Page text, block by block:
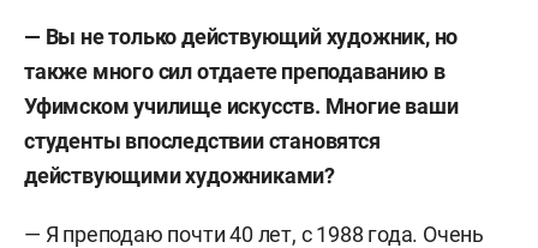
— Вы не только действующий художник, но
также много сил отдаете преподаванию в
Уфимском училище искусств. Многие ваши
студенты впоследствии становятся
действующими художниками?
— Я преподаю почти 40 лет, с 1988 года. Очень